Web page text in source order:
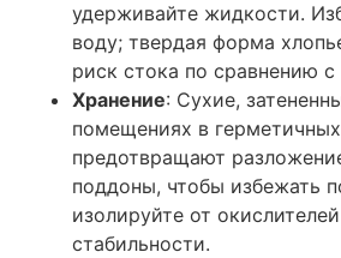
удерживайте жидкости.
воду; твердая форма
риск стока по сравнению
Хранение: Сухие,
помещениях в
предотвращают
поддоны, чтобы избежать
изолируйте от
стабильности.